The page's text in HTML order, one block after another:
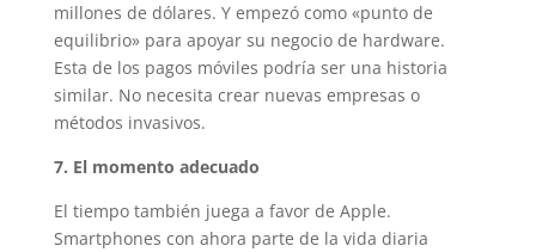
millones de dólares. Y empezó como «punto de
equilibrio» para apoyar su negocio de hardware.
Esta de los pagos móviles podría ser una historia
similar. No necesita crear nuevas empresas o
métodos invasivos.
7. El momento adecuado
El tiempo también juega a favor de Apple.
Smartphones con ahora parte de la vida diaria